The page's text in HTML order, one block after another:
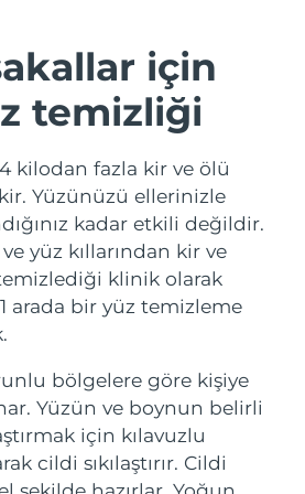
için
temizliği
kilodan fazla kir ve ölü
Yüzünüzü ellerinizle
kadar etkili değildir.
yüz kıllarından kir ve
klinik olarak
arada bir yüz temizleme
bölgelere göre kişiye
Yüzün ve boynun belirli
için kılavuzlu
cildi sıkılaştırır. Cildi
4 seti
massage
4 Plus
LED heating
4 Men
anti-aging massage
Yüz sıkılaştırma
2 seti
toning
2 go
toning on-the-go
2 eyes & lips
line smoothing device
3 seti
hydration
3 LED
and red light therapy
Ağız bakımı
4
sonic toothbrush
4 plus
silicone sonic toothbrush
KARŞITI BAKIM
LED bakım
NEW
Tahmini teslim tarihi
Tahmini teslim tarihi
Tahmini teslim tarihi8/9/26
Tahmini teslim tarihi8/15/26
Tahmini teslim tarihi 8/14/26
Tahmini teslim tarihi 8/9/26
Tahmini teslim tarihi8/13/26
Tahmini teslim tarihi8/13/26